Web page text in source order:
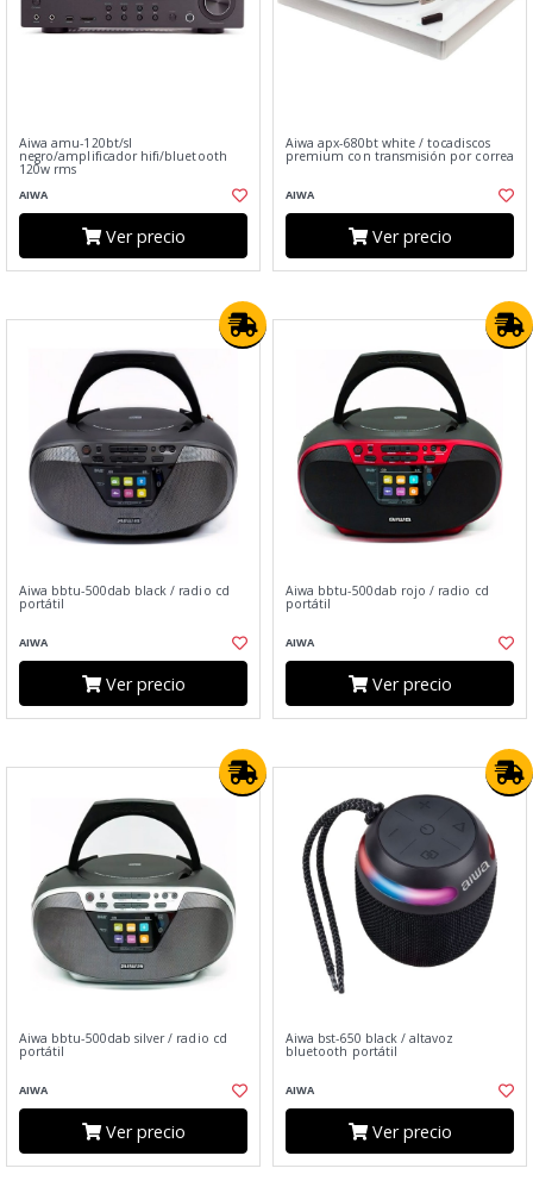
Aiwa amu-120bt/sl
negro/amplificador hifi/bluetooth
120w rms
AIWA
Ver precio
Aiwa apx-680bt white / tocadiscos
premium con transmisión por correa
AIWA
Ver precio
Aiwa bbtu-500dab black / radio cd
portátil
AIWA
Ver precio
Aiwa bbtu-500dab rojo / radio cd
portátil
AIWA
Ver precio
Aiwa bbtu-500dab silver / radio cd
portátil
AIWA
Ver precio
Aiwa bst-650 black / altavoz
bluetooth portátil
AIWA
Ver precio